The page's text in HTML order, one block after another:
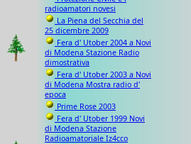
radioamatori novesi
La Piena del Secchia del
25 dicembre 2009
Fera d' Utober 2004 a Novi
di Modena Stazione Radio
dimostrativa
Fera d' Utober 2003 a Novi
di Modena Mostra radio d'
epoca
Prime Rose 2003
Fera d' Utober 1999 Novi
di Modena Stazione
Radioamatoriale Iz4cco